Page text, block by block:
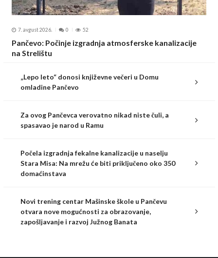
7. avgust 2026. 0 52
Pančevo: Počinje izgradnja atmosferske kanalizacije
na Strelištu
„Lepo leto“ donosi književne večeri u Domu
omladine Pančevo
Za ovog Pančevca verovatno nikad niste čuli, a
spasavao je narod u Ramu
Počela izgradnja fekalne kanalizacije u naselju
Stara Misa: Na mrežu će biti priključeno oko 350
domaćinstava
Novi trening centar Mašinske škole u Pančevu
otvara nove mogućnosti za obrazovanje,
zapošljavanje i razvoj Južnog Banata